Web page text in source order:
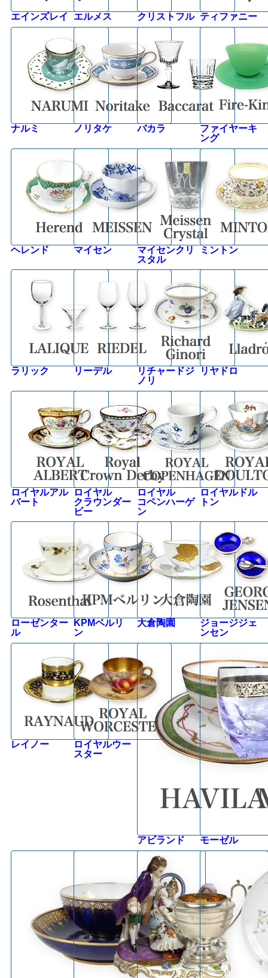
エインズレイ エルメス クリストフル ティファニー
ナルミ ノリタケ バカラ
ファイヤーキ
ング
ヘレンド マイセン
マイセンクリ
スタル
ミントン
ラリック リーデル
リチャードジ
ノリ
リヤドロ
ロイヤルアル
バート
ロイヤル
クラウンダー
ビー
ロイヤル
コペンハーゲ
ン
ロイヤルドル
トン
ローゼンター
ル
KPMベルリ
ン
大倉陶園
ジョージジェ
ンセン
レイノー
ロイヤルウー
スター
アビランド モーゼル